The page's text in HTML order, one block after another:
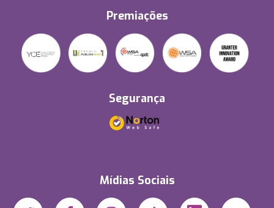
Premiações
Segurança
Mídias Sociais